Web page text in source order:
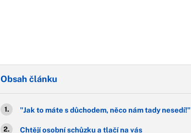
Obsah článku
"Jak to máte s důchodem, něco nám tady nesedí!"
Chtějí osobní schůzku a tlačí na vás